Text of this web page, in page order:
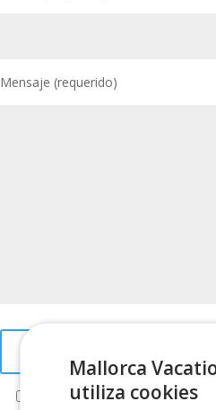
Mensaje (requerido)
He leído y acepto elAviso legal
Mallorca
utiliza cookies